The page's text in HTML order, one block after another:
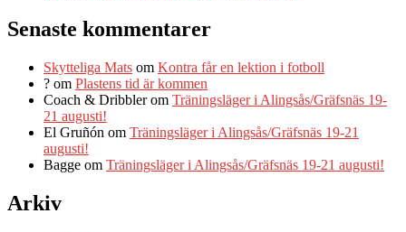
Senaste kommentarer
Skytteliga Mats om Kontra får en lektion i fotboll
? om Plastens tid är kommen
Coach & Dribblerom Träningsläger i Alingsås/Gräfsnäs 19-
21 augusti!
El Gruñón om Träningsläger i Alingsås/Gräfsnäs 19-21
augusti!
Bagge om Träningsläger i Alingsås/Gräfsnäs 19-21 augusti!
Arkiv